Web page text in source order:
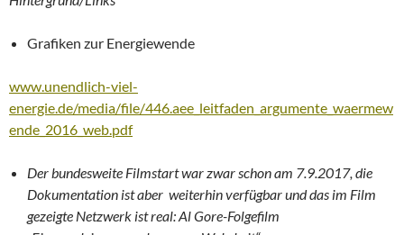
Grafiken zur Energiewende
www.unendlich-viel-
energie.de/media/file/446.aee_leitfaden_argumente_waermew
ende_2016_web.pdf
Der bundesweite Filmstart war zwar schon am 7.9.2017, die
Dokumentation ist aber weiterhin verfügbar und das im Film
gezeigte Netzwerk ist real: Al Gore-Folgefilm